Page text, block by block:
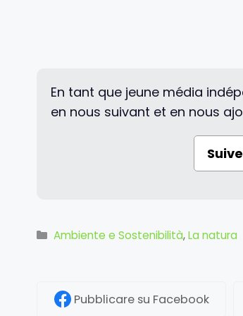
En tant que jeune média
en nous suivant et en nous
Categorie
Ambiente e Sostenibilità,La natura
Pubblicaresu Facebook